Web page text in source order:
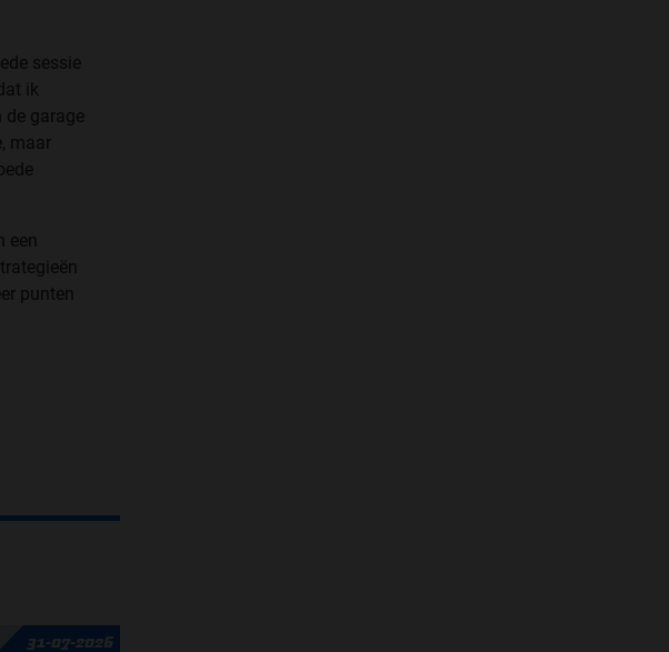
sessie
ik
de garage
maar
een
punten
31-07-2026